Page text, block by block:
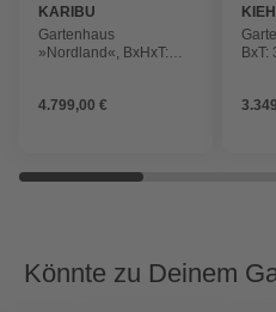
KARIBU
Gartenhaus
»Nordland«, BxHxT:
Dachüberstand),
4.799,00 €
BxT:
Könnte zu Deinem